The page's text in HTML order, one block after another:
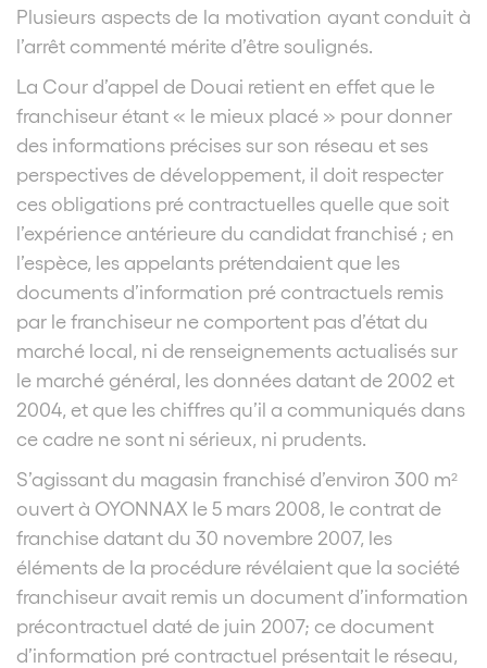
Plusieurs aspects de la motivation ayant conduit à
l’arrêt commenté mérite d’être soulignés.
La Cour d’appel de Douai retient en effet que le
franchiseur étant « le mieux placé » pour donner
des informations précises sur son réseau et ses
perspectives de développement, il doit respecter
ces obligations pré contractuelles quelle que soit
l’expérience antérieure du candidat franchisé ; en
l’espèce, les appelants prétendaient que les
documents d’information pré contractuels remis
par le franchiseur ne comportent pas d’état du
marché local, ni de renseignements actualisés sur
le marché général, les données datant de 2002 et
2004, et que les chiffres qu’il a communiqués dans
ce cadre ne sont ni sérieux, ni prudents.
S’agissant du magasin franchisé d’environ 300 m²
ouvert à OYONNAX le 5 mars 2008, le contrat de
franchise datant du 30 novembre 2007, les
éléments de la procédure révélaient que la société
franchiseur avait remis un document d’information
précontractuel daté de juin 2007; ce document
d’information pré contractuel présentait le réseau,